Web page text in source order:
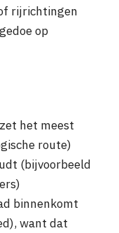
rijrichtingen
op
het meest
route)
(bijvoorbeeld
binnenkomt
want dat